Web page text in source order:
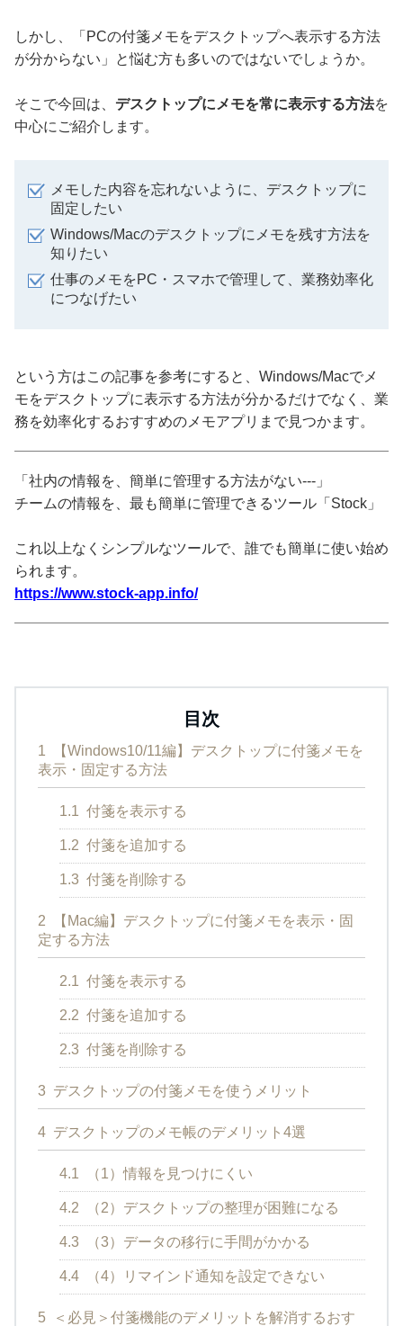
しかし、「PCの付箋メモをデスクトップへ表示する方法
が分からない」と悩む方も多いのではないでしょうか。
そこで今回は、 デスクトップにメモを常に表示する方法を
中心にご紹介します。
メモした内容を忘れないように、デスクトップに
固定したい
Windows/Macのデスクトップにメモを残す方法を
知りたい
仕事のメモをPC・スマホで管理して、業務効率化
につなげたい
という方はこの記事を参考にすると、Windows/Macでメ
モをデスクトップに表示する方法が分かるだけでなく、業
務を効率化するおすすめのメモアプリまで見つかます。
「社内の情報を、簡単に管理する方法がない---」
チームの情報を、最も簡単に管理できるツール「Stock」
これ以上なくシンプルなツールで、誰でも簡単に使い始め
られます。
https://www.stock-app.info/
目次
1
【Windows10/11編】デスクトップに付箋メモを
表示・固定する方法
1.1 付箋を表示する
1.2 付箋を追加する
1.3 付箋を削除する
2
【Mac編】デスクトップに付箋メモを表示・固
定する方法
2.1 付箋を表示する
2.2 付箋を追加する
2.3 付箋を削除する
3 デスクトップの付箋メモを使うメリット
4 デスクトップのメモ帳のデメリット4選
4.1 （1）情報を見つけにくい
4.2 （2）デスクトップの整理が困難になる
4.3 （3）データの移行に手間がかかる
4.4 （4）リマインド通知を設定できない
5
＜必見＞付箋機能のデメリットを解消するおす